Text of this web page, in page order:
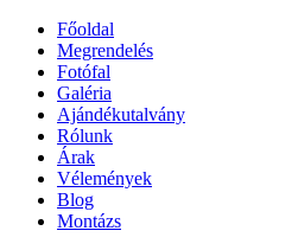
Főoldal
Megrendelés
Fotófal
Galéria
Ajándékutalvány
Rólunk
Árak
Vélemények
Blog
Montázs